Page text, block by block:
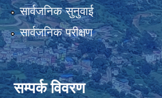
सार्वजनिक सुनुवाई
सार्वजनिक परीक्षण
सम्पर्क विवरण